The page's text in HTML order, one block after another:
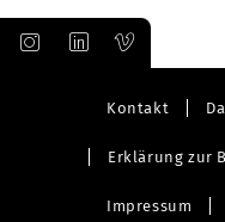
Kontakt
Erklärung zur
Impressum